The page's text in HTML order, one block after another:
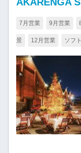
7月営業 9月営業
景 12月営業 ソフ